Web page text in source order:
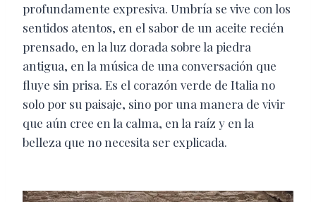
profundamente expresiva. Umbría se vive con los
sentidos atentos, en el sabor de un aceite recién
prensado, en la luz dorada sobre la piedra
antigua, en la música de una conversación que
fluye sin prisa. Es el corazón verde de Italia no
solo por su paisaje, sino por una manera de vivir
que aún cree en la calma, en la raíz y en la
belleza que no necesita ser explicada.